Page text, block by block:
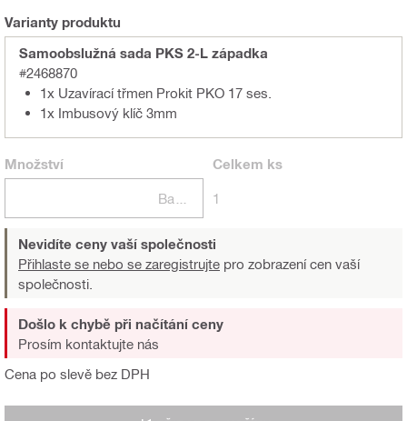
Varianty produktu
Samoobslužná sada PKS 2-L západka
#2468870
1x Uzavírací třmen Prokit PKO 17 ses.
1x Imbusový klíč 3mm
Množství Celkem ks
1
Nevidíte ceny vaší společnosti
Přihlaste se nebo se zaregistrujte pro zobrazení cen vaší
společnosti.
Cena po slevě bez DPH
Došlo k chybě při načítání ceny
Prosím kontaktujte nás